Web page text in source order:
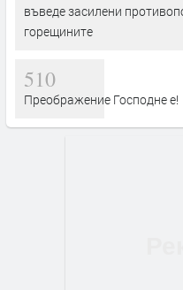
въведе засилени
горещините
510
Преображение Господне е!